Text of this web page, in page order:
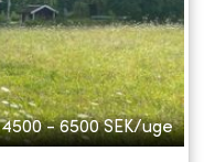
4500 - 6500 SEK/uge